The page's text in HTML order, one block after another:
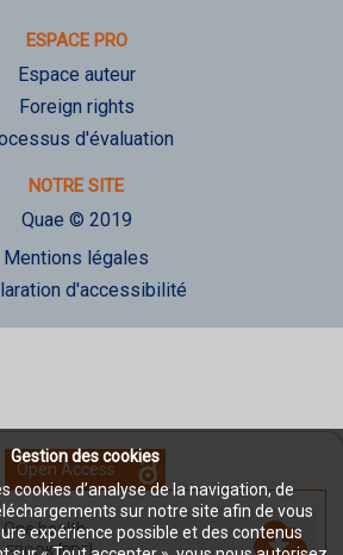
Gestion des cookies
cookies d’analyse de la navigation, de
sur notre site afin de vous
expérience possible et des contenus
Open Access
One health-
EBOOK [PDF]
ESPACE PRO
Espace auteur
Foreign rights
d'évaluation
NOTRE SITE
Quae © 2019
Mentions légales
d'accessibilité